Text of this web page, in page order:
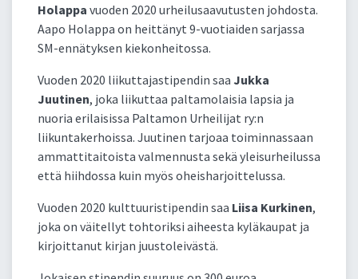
Holappa vuoden 2020 urheilusaavutusten johdosta.
Aapo Holappa on heittänyt 9-vuotiaiden sarjassa
SM-ennätyksen kiekonheitossa.
Vuoden 2020 liikuttajastipendin saa Jukka
Juutinen, joka liikuttaa paltamolaisia lapsia ja
nuoria erilaisissa Paltamon Urheilijat ry:n
liikuntakerhoissa. Juutinen tarjoaa toiminnassaan
ammattitaitoista valmennusta sekä yleisurheilussa
että hiihdossa kuin myös oheisharjoittelussa.
Vuoden 2020 kulttuuristipendin saa Liisa Kurkinen,
joka on väitellyt tohtoriksi aiheesta kyläkaupat ja
kirjoittanut kirjan juustoleivästä.